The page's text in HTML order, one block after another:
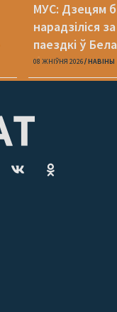
МУС: Дзецям
нарадзіліся
паездкі ў
беларускі
08 ЖНІЎНЯ 2026 НАВІНЫ